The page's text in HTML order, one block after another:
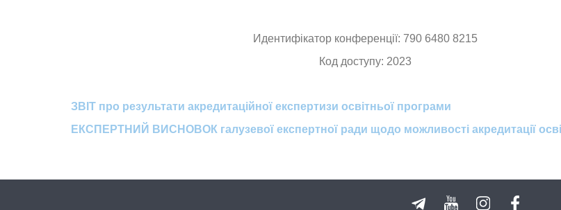
Идентифікатор конференції: 790 6480 8215
Код доступу: 2023
ЗВІТ про результати акредитаційної експертизи освітньої програми
ЕКСПЕРТНИЙ ВИСНОВОК галузевої експертної ради щодо можливості акредитації